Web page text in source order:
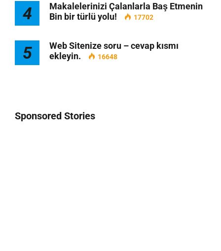
4
Makalelerinizi Çalanlarla Baş Etmenin
Bin bir türlü yolu!
17702
5
Web Sitenize soru – cevap kısmı
ekleyin.
16648
Sponsored Stories